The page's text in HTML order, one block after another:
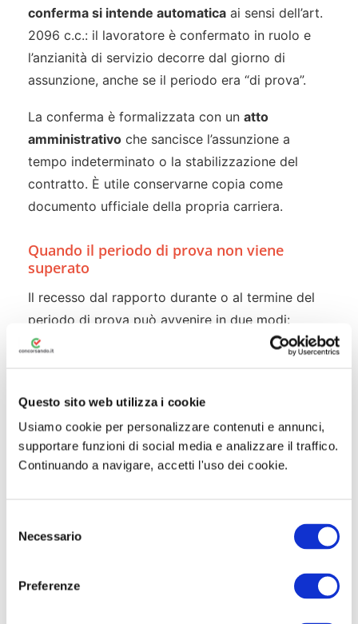
Questo sito web utilizza i cookie
Usiamo cookie per personalizzare contenuti e annunci,
supportare funzioni di social media e analizzare il traffico.
Continuando a navigare, accetti l'uso dei cookie.
Necessario
Preferenze
conferma si intende automatica ai sensi dell’art.
2096 c.c.: il lavoratore è confermato in ruolo e
l’anzianità di servizio decorre dal giorno di
assunzione, anche se il periodo era “di prova”.
La conferma è formalizzata con un atto
amministrativo che sancisce l’assunzione a
tempo indeterminato o la stabilizzazione del
contratto. È utile conservarne copia come
documento ufficiale della propria carriera.
Quando il periodo di prova non viene
superato
Il recesso dal rapporto durante o al termine del
periodo di prova può avvenire in due modi:
Per volontà dell’amministrazione
motivato secondo quanto previsto dai CCNL
(es. art. 25 CCNL Funzioni Locali). La
motivazione deve fare riferimento al
rendimento insufficiente o all’inadeguatezza
: il lavoratore può
dimettersi in qualsiasi momento, anche prima
salvo diversa previsione contrattuale.